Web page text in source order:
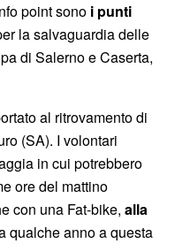
point sono i punti
la salvaguardia delle
di Salerno e Caserta,
al ritrovamento di
(SA). I volontari
in cui potrebbero
ore del mattino
con una Fat-bike, alla
qualche anno a questa